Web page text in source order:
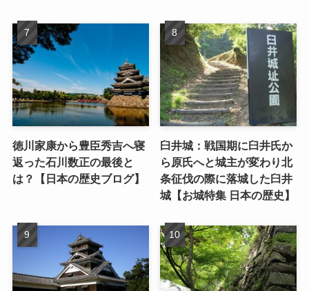
徳川家康から豊臣秀吉へ寝
返った石川数正の最後と
は？【日本の歴史ブログ】
臼井城：戦国期に臼井氏か
ら原氏へと城主が変わり北
条征伐の際に落城した臼井
城【お城特集 日本の歴史】